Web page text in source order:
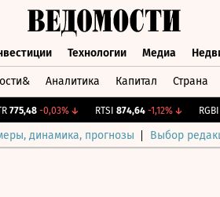
Технологии Медиа
Аналитика Капитал Страна
775,48 -0,03%↓ RTSI 874,64 -1,12%↓ RGBI
динамика, прогнозы Выбор